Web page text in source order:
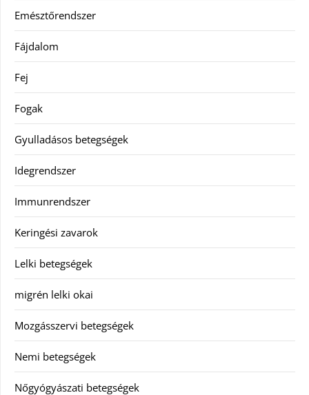
Emésztőrendszer
Fájdalom
Fej
Fogak
Gyulladásos betegségek
Idegrendszer
Immunrendszer
Keringési zavarok
Lelki betegségek
migrén lelki okai
Mozgásszervi betegségek
Nemi betegségek
Nőgyógyászati betegségek